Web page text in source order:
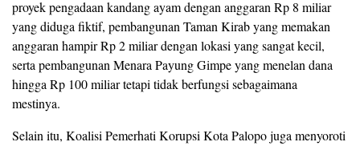
proyek pengadaan kandang ayam dengan anggaran Rp 8 miliar
yang diduga fiktif, pembangunan Taman Kirab yang memakan
anggaran hampir Rp 2 miliar dengan lokasi yang sangat kecil,
serta pembangunan Menara Payung Gimpe yang menelan dana
hingga Rp 100 miliar tetapi tidak berfungsi sebagaimana
mestinya.
Selain itu, Koalisi Pemerhati Korupsi Kota Palopo juga menyoroti